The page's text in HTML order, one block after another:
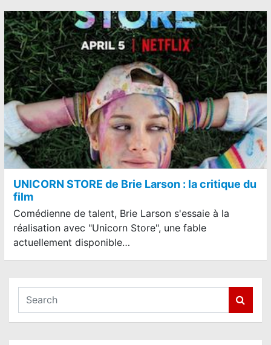
UNICORN STORE de Brie Larson : la critique du
film
Comédienne de talent, Brie Larson s'essaie à la
réalisation avec "Unicorn Store", une fable
actuellement disponible…
a